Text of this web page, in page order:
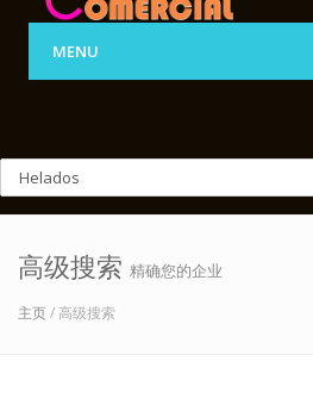
MENU
高级搜索 精确您的企业
主页/ 高级搜索